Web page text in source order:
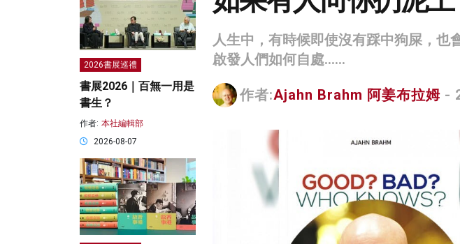
人生中，有時候即使沒有踩中狗屎，也
啟發人們如何自處……
作者:Ajahn Brahm 阿姜布拉姆 -
2026書展巡禮
書展2026｜百無一用是
書生？
作者: 本社編輯部
2026-08-07